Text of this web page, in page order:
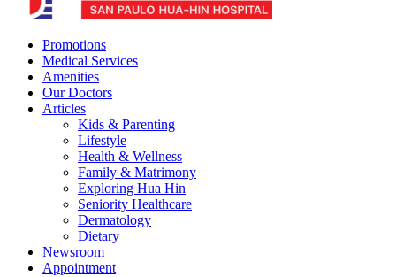
Promotions
Medical Services
Amenities
Our Doctors
Articles
Kids & Parenting
Lifestyle
Health & Wellness
Family & Matrimony
Exploring Hua Hin
Seniority Healthcare
Dermatology
Dietary
Newsroom
Appointment